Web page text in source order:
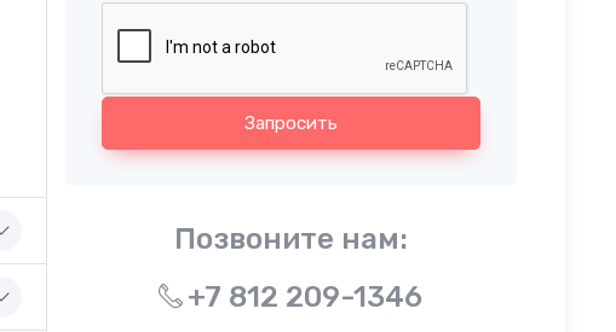
Запросить
Позвоните нам:
+7 812 209-1346